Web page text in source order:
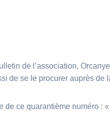
de l’association,
de se le procurer auprès de
de ce quarantième numéro :